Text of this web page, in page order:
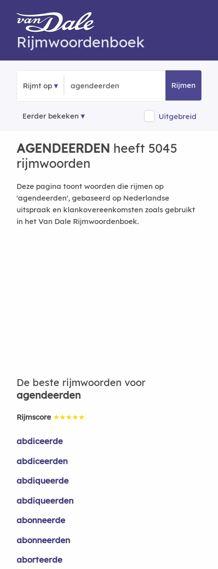
Rijmwoordenboek
Rijmt op Rijmen
Eerder bekeken Uitgebreid
AGENDEERDEN heeft 5045
rijmwoorden
Deze pagina toont woorden die rijmen op
'agendeerden', gebaseerd op Nederlandse
uitspraak en klankovereenkomsten zoals gebruikt
in het Van Dale Rijmwoordenboek.
De beste rijmwoorden voor
agendeerden
Rijmscore ★★★★★
abdiceerde
abdiceerden
abdiqueerde
abdiqueerden
abonneerde
abonneerden
aborteerde